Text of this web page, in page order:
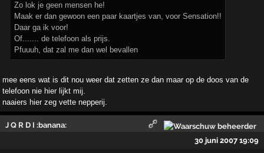
Zo lok je geen mensen he!
Maak er dan gewoon een paar kaartjes van, voor Sensation!!
Daar ga ik voor!
Of....... de telefoon als prijs.
Pfuuuh, dat zal me dan wel bevallen
mee eens wat is dit nou weer dat zetten ze dan maar op de doos van de
telefoon nie hier lijkt mij.
naaiers hier zeg vette nepperij.
J Q R D I :banana:
30 juni 2007 19:09